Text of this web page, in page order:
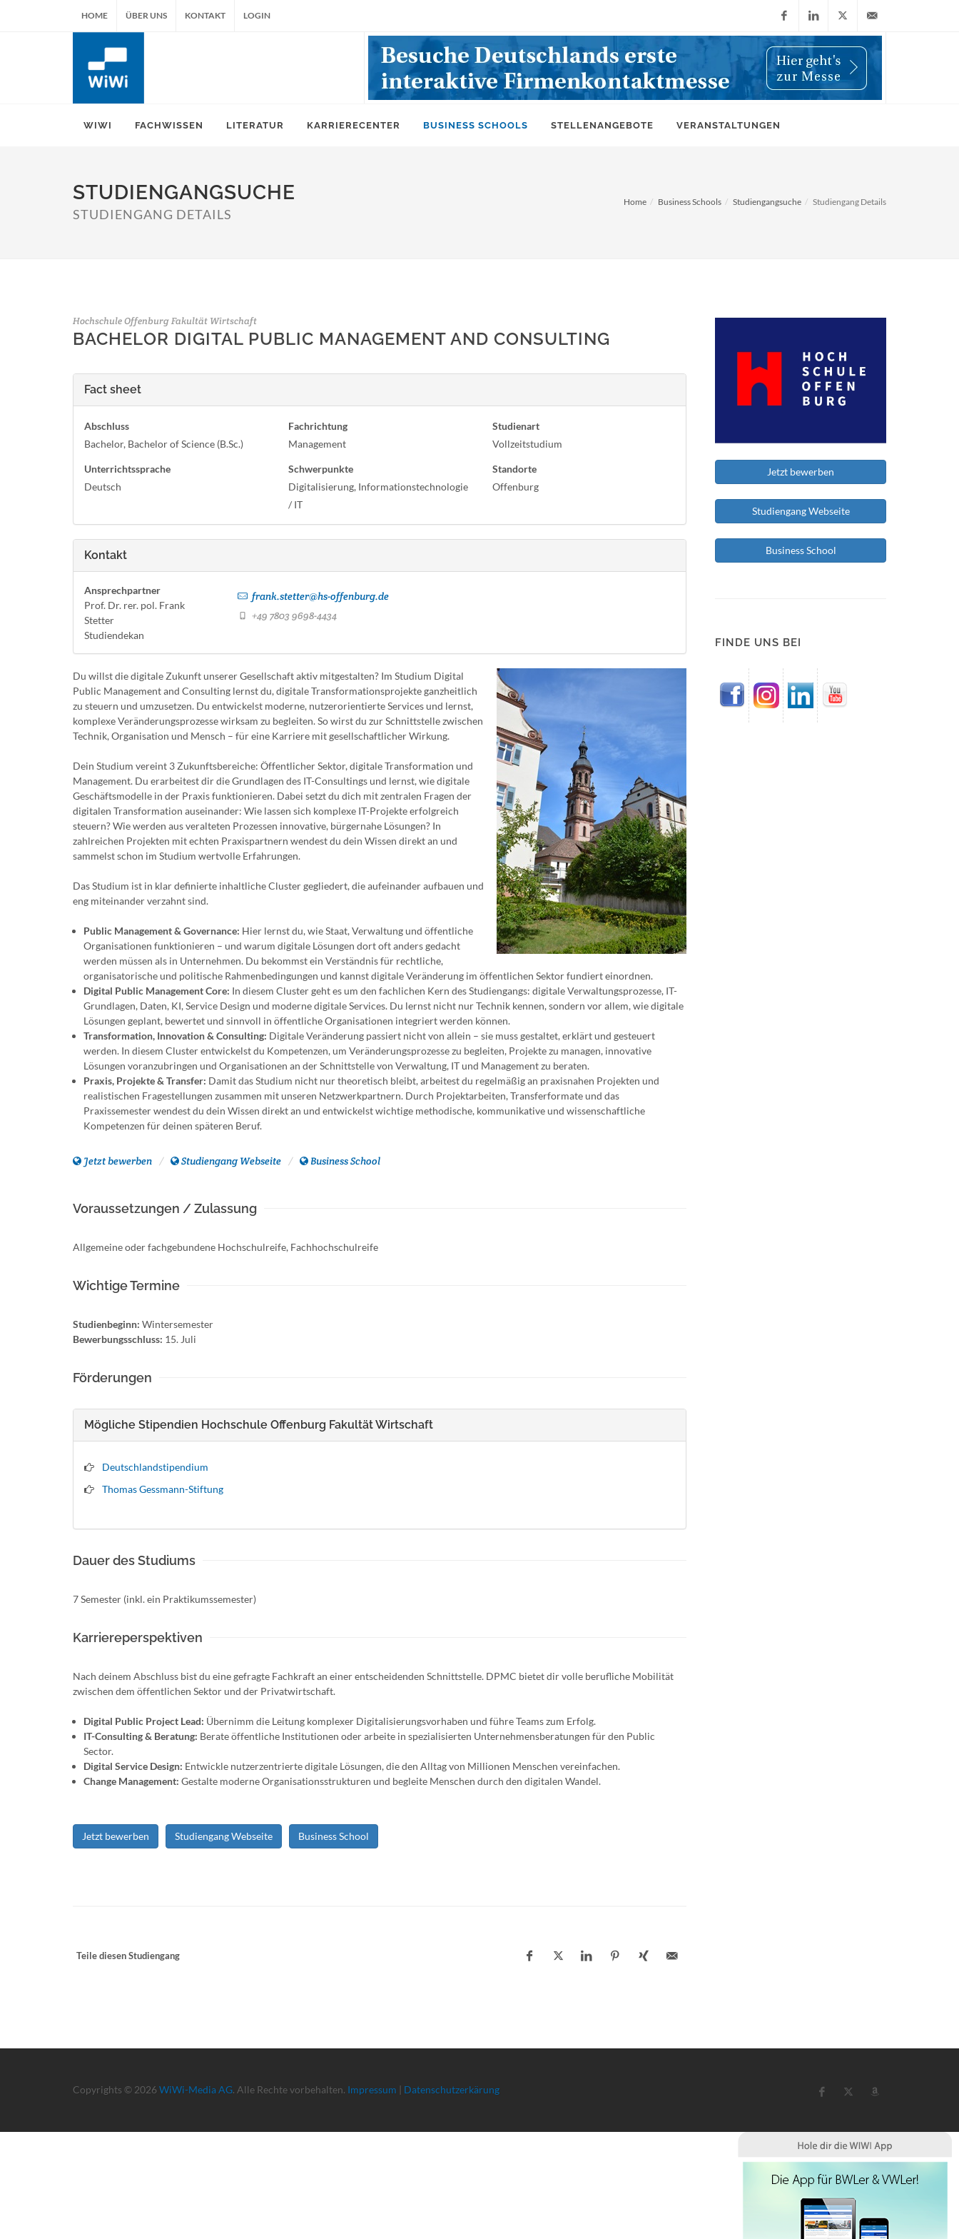
HOME ÜBER UNS KONTAKT LOGIN
FacebookLinkedIn
X
(Twitter)
info@wiwi-
WIWI FACHWISSEN LITERATUR KARRIERECENTER BUSINESS SCHOOLS STELLENANGEBOTE VERANSTALTUNGEN
STUDIENGANGSUCHE
STUDIENGANG DETAILS
Home Business Schools Studiengangsuche Studiengang Details
Hochschule Offenburg Fakultät Wirtschaft
BACHELOR DIGITAL PUBLIC MANAGEMENT AND CONSULTING
Fact sheet
Abschluss
Bachelor, Bachelor of Science (B.Sc.)
Unterrichtssprache
Deutsch
Fachrichtung
Management
Schwerpunkte
Digitalisierung, Informationstechnologie
/ IT
Studienart
Vollzeitstudium
Standorte
Offenburg
Kontakt
Ansprechpartner
Prof. Dr. rer. pol. Frank
Stetter
Studiendekan
frank.stetter@hs-offenburg.de
+49 7803 9698-4434
Du willst die digitale Zukunft unserer Gesellschaft aktiv mitgestalten? Im Studium Digital
Public Management and Consulting lernst du, digitale Transformationsprojekte ganzheitlich
zu steuern und umzusetzen. Du entwickelst moderne, nutzerorientierte Services und lernst,
komplexe Veränderungsprozesse wirksam zu begleiten. So wirst du zur Schnittstelle zwischen
Technik, Organisation und Mensch – für eine Karriere mit gesellschaftlicher Wirkung.
Dein Studium vereint 3 Zukunftsbereiche: Öffentlicher Sektor, digitale Transformation und
Management. Du erarbeitest dir die Grundlagen des IT-Consultings und lernst, wie digitale
Geschäftsmodelle in der Praxis funktionieren. Dabei setzt du dich mit zentralen Fragen der
digitalen Transformation auseinander: Wie lassen sich komplexe IT-Projekte erfolgreich
steuern? Wie werden aus veralteten Prozessen innovative, bürgernahe Lösungen? In
zahlreichen Projekten mit echten Praxispartnern wendest du dein Wissen direkt an und
sammelst schon im Studium wertvolle Erfahrungen.
Das Studium ist in klar definierte inhaltliche Cluster gegliedert, die aufeinander aufbauen und
eng miteinander verzahnt sind.
Public Management & Governance: Hier lernst du, wie Staat, Verwaltung und öffentliche
Organisationen funktionieren – und warum digitale Lösungen dort oft anders gedacht
werden müssen als in Unternehmen. Du bekommst ein Verständnis für rechtliche,
organisatorische und politische Rahmenbedingungen und kannst digitale Veränderung im öffentlichen Sektor fundiert einordnen.
Digital Public Management Core: In diesem Cluster geht es um den fachlichen Kern des Studiengangs: digitale Verwaltungsprozesse, IT-
Grundlagen, Daten, KI, Service Design und moderne digitale Services. Du lernst nicht nur Technik kennen, sondern vor allem, wie digitale
Lösungen geplant, bewertet und sinnvoll in öffentliche Organisationen integriert werden können.
Transformation, Innovation & Consulting: Digitale Veränderung passiert nicht von allein – sie muss gestaltet, erklärt und gesteuert
werden. In diesem Cluster entwickelst du Kompetenzen, um Veränderungsprozesse zu begleiten, Projekte zu managen, innovative
Lösungen voranzubringen und Organisationen an der Schnittstelle von Verwaltung, IT und Management zu beraten.
Praxis, Projekte & Transfer: Damit das Studium nicht nur theoretisch bleibt, arbeitest du regelmäßig an praxisnahen Projekten und
realistischen Fragestellungen zusammen mit unseren Netzwerkpartnern. Durch Projektarbeiten, Transferformate und das
Praxissemester wendest du dein Wissen direkt an und entwickelst wichtige methodische, kommunikative und wissenschaftliche
Kompetenzen für deinen späteren Beruf.
Jetzt bewerben Studiengang Webseite Business School
Voraussetzungen / Zulassung
Allgemeine oder fachgebundene Hochschulreife, Fachhochschulreife
Wichtige Termine
Studienbeginn: Wintersemester
Bewerbungsschluss: 15. Juli
Förderungen
Mögliche Stipendien Hochschule Offenburg Fakultät Wirtschaft
Deutschlandstipendium
Thomas Gessmann-Stiftung
Dauer des Studiums
7 Semester (inkl. ein Praktikumssemester)
Karriereperspektiven
Nach deinem Abschluss bist du eine gefragte Fachkraft an einer entscheidenden Schnittstelle. DPMC bietet dir volle berufliche Mobilität
zwischen dem öffentlichen Sektor und der Privatwirtschaft.
Digital Public Project Lead: Übernimm die Leitung komplexer Digitalisierungsvorhaben und führe Teams zum Erfolg.
IT-Consulting & Beratung: Berate öffentliche Institutionen oder arbeite in spezialisierten Unternehmensberatungen für den Public
Sector.
Digital Service Design: Entwickle nutzerzentrierte digitale Lösungen, die den Alltag von Millionen Menschen vereinfachen.
Change Management: Gestalte moderne Organisationsstrukturen und begleite Menschen durch den digitalen Wandel.
Jetzt bewerben Studiengang Webseite Business School
Teile diesen Studiengang
Jetzt bewerben
Studiengang Webseite
Business School
FINDE UNS BEI
Copyrights © 2026 WiWi-Media AG. Alle Rechte vorbehalten. Impressum | Datenschutzerkärung